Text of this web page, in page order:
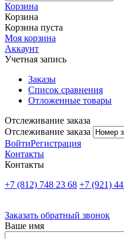
Корзина
Корзина
Корзина пуста
Моя корзина
Аккаунт
Учетная запись
Заказы
Список сравнения
Отложенные товары
Отслеживание заказа
Отслеживание заказа
ВойтиРегистрация
Контакты
Контакты
+7 (812) 748 23 68 +7 (921)
Заказать обратный звонок
Ваше имя